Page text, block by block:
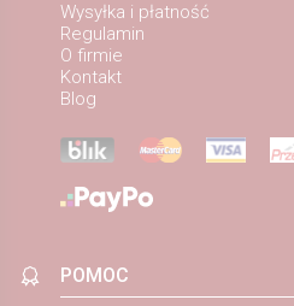
Wysyłka i płatność
Regulamin
O firmie
Kontakt
Blog
POMOC